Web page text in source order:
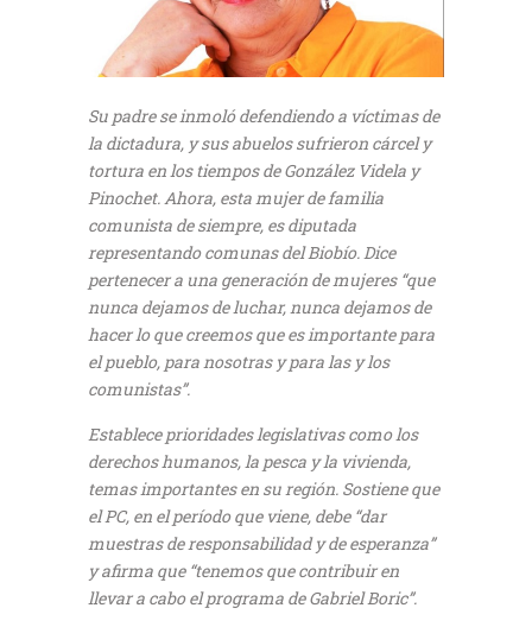
Su padre se inmoló defendiendo a víctimas de
la dictadura, y sus abuelos sufrieron cárcel y
tortura en los tiempos de González Videla y
Pinochet. Ahora, esta mujer de familia
comunista de siempre, es diputada
representando comunas del Biobío. Dice
pertenecer a una generación de mujeres “que
nunca dejamos de luchar, nunca dejamos de
hacer lo que creemos que es importante para
el pueblo, para nosotras y para las y los
comunistas”.
Establece prioridades legislativas como los
derechos humanos, la pesca y la vivienda,
temas importantes en su región. Sostiene que
el PC, en el período que viene, debe “dar
muestras de responsabilidad y de esperanza”
y afirma que “tenemos que contribuir en
llevar a cabo el programa de Gabriel Boric”.